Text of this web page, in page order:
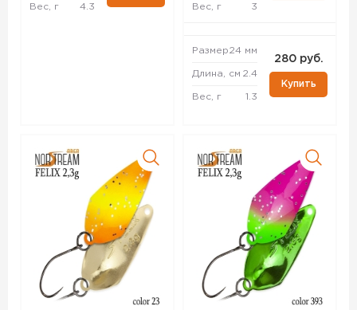
Вес, г 4.3 Вес, г 3
Размер24 мм
Длина, см 2.4
Вес, г 1.3
280 руб.
Купить